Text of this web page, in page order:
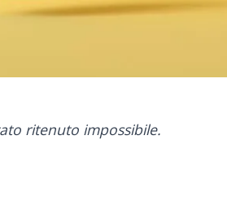
ritenuto impossibile.